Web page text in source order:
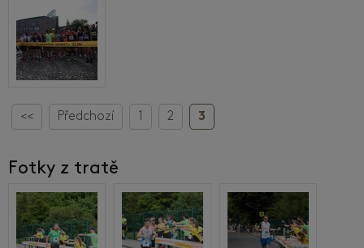
<< Předchozí 1 2 3
Fotky z tratě